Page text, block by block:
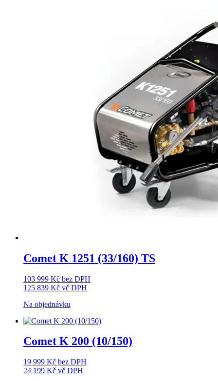
Comet K 1251 (33/160) TS
103 999 Kč bez DPH
125 839 Kč vč DPH
Na objednávku
Comet K 200 (10/150)
19 999 Kč bez DPH
24 199 Kč vč DPH